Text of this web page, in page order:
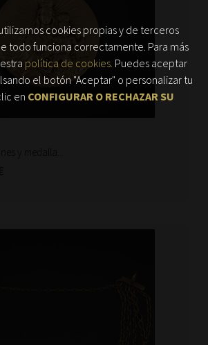
y medalla...
utilizamos cookies propias y de terceros
todo funciona correctamente. Para más
política de cookies. Puedes aceptar
el botón "Aceptar" o personalizar tu
en CONFIGURAR O RECHAZAR SU